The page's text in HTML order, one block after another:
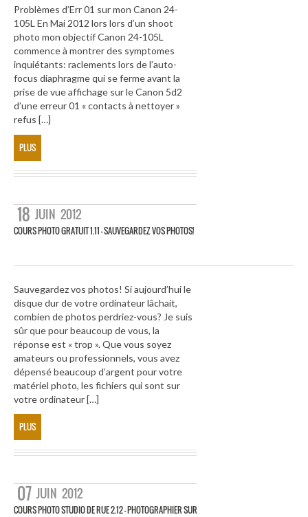
Problèmes d’Err 01 sur mon Canon 24-
105L En Mai 2012 lors lors d’un shoot
photo mon objectif Canon 24-105L
commence à montrer des symptomes
inquiétants: raclements lors de l’auto-
focus diaphragme qui se ferme avant la
prise de vue affichage sur le Canon 5d2
d’une erreur 01 « contacts à nettoyer »
refus […]
PLUS
18 JUIN 2012
COURS PHOTO GRATUIT 1.11 – SAUVEGARDEZ VOS PHOTOS!
Sauvegardez vos photos! Si aujourd’hui le
disque dur de votre ordinateur lâchait,
combien de photos perdriez-vous? Je suis
sûr que pour beaucoup de vous, la
réponse est « trop ». Que vous soyez
amateurs ou professionnels, vous avez
dépensé beaucoup d’argent pour votre
matériel photo, les fichiers qui sont sur
votre ordinateur […]
PLUS
07 JUIN 2012
COURS PHOTO STUDIO DE RUE 2.12 – PHOTOGRAPHIER SUR